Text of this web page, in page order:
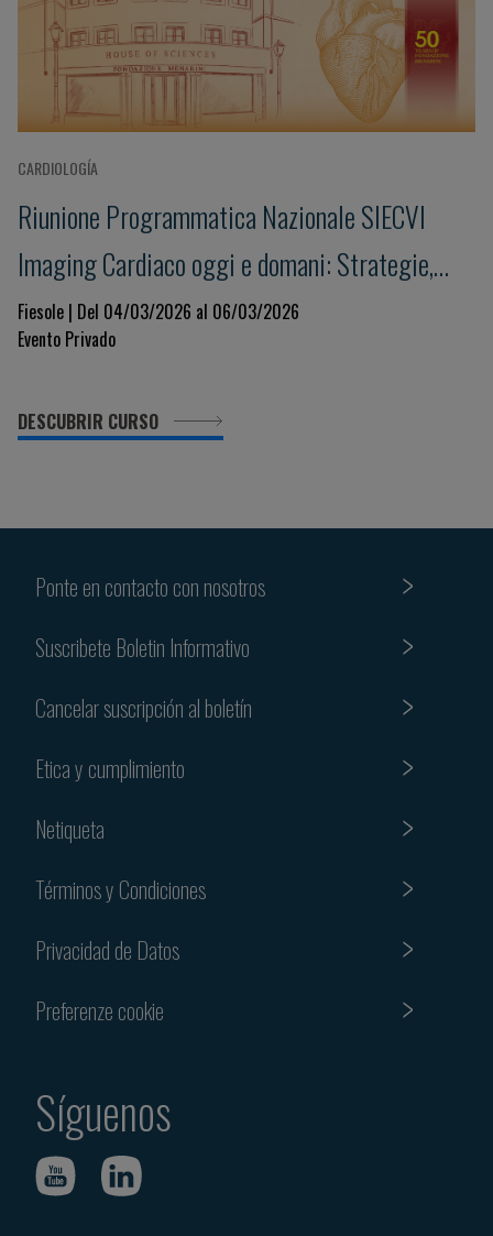
CARDIOLOGÍA
Riunione Programmatica Nazionale SIECVI
Imaging Cardiaco oggi e domani: Strategie,
Innovazione e Governance per un Sistema
Sostenibile
Fiesole | Del 04/03/2026 al 06/03/2026
Evento Privado
DESCUBRIR CURSO
Ponte en contacto con nosotros
Suscribete Boletin Informativo
Cancelar suscripción al boletín
Etica y cumplimiento
Netiqueta
Términos y Condiciones
Privacidad de Datos
Preferenze cookie
Síguenos